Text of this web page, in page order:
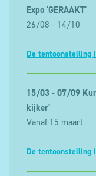
Expo 'GERAAKT'
26/08 - 14/10
De tentoonstelling
15/03 - 07/09
kijker'
Vanaf 15 maart
De tentoonstelling